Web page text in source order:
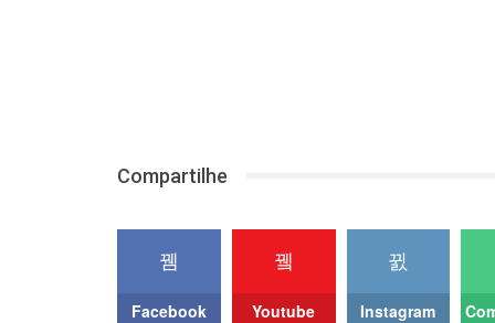
Compartilhe
Facebook Youtube Instagram